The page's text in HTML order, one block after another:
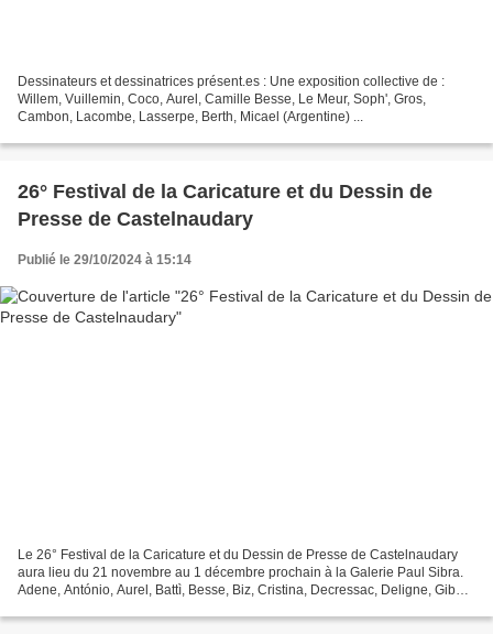
Dessinateurs et dessinatrices présent.es : Une exposition collective de :
Willem, Vuillemin, Coco, Aurel, Camille Besse, Le Meur, Soph', Gros,
Cambon, Lacombe, Lasserpe, Berth, Micael (Argentine) ...
26° Festival de la Caricature et du Dessin de
Presse de Castelnaudary
Publié le 29/10/2024 à 15:14
Le 26° Festival de la Caricature et du Dessin de Presse de Castelnaudary
aura lieu du 21 novembre au 1 décembre prochain à la Galerie Paul Sibra.
Adene, António, Aurel, Battì, Besse, Biz, Cristina, Decressac, Deligne, Gibo,